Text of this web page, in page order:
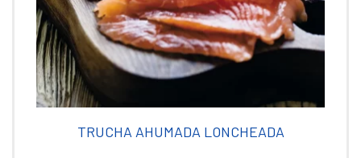
TRUCHA AHUMADA LONCHEADA